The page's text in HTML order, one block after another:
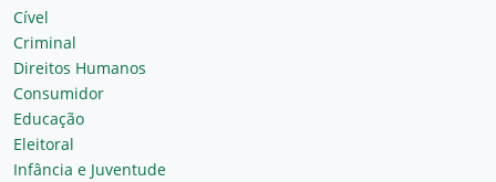
Cível
Criminal
Direitos Humanos
Consumidor
Educação
Eleitoral
Infância e Juventude